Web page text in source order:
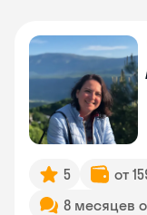
5
от
8 месяцев